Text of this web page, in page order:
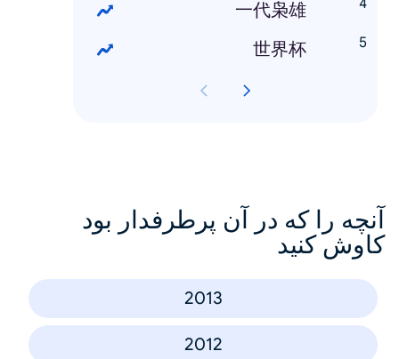
一代枭雄
世界杯
آنچه را که در آن پرطرفدار بود
کاوش کنید
2013
2012